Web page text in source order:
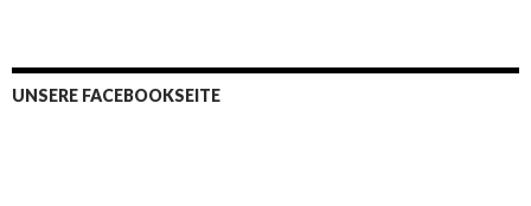
UNSERE FACEBOOKSEITE